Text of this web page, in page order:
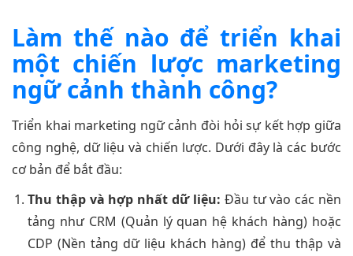
Làm thế nào để triển khai
một chiến lược marketing
ngữ cảnh thành công?
Triển khai marketing ngữ cảnh đòi hỏi sự kết hợp giữa
công nghệ, dữ liệu và chiến lược. Dưới đây là các bước
cơ bản để bắt đầu:
Thu thập và hợp nhất dữ liệu: Đầu tư vào các nền
tảng như CRM (Quản lý quan hệ khách hàng) hoặc
CDP (Nền tảng dữ liệu khách hàng) để thu thập và